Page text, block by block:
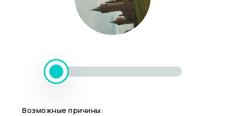
Возможные причины: